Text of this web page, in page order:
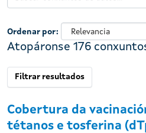
Ordenar por
Atopáronse 176
Filtrar resultados
Cobertura da
tétanos e tosferina